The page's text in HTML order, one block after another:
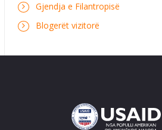
Gjendja e Filantropisë
Blogerët vizitorë